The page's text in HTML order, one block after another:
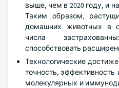
выше, чем в 2020 году, и
Таким образом,
домашних животных в
числа
способствовать
Технологические
точность,
молекулярных и